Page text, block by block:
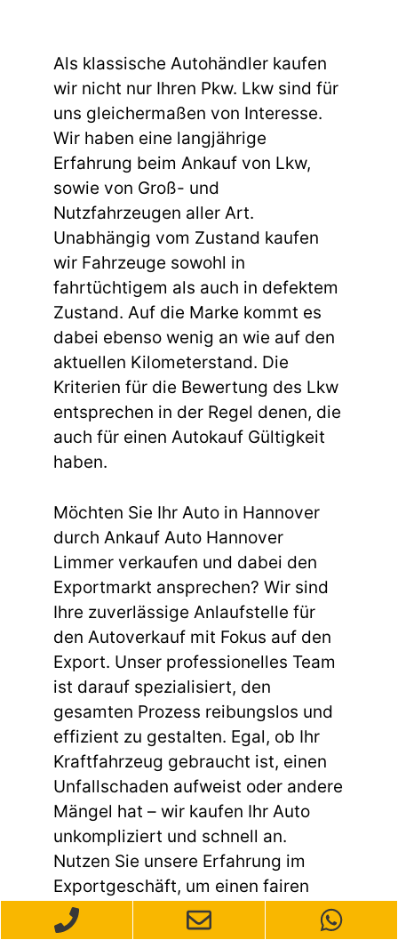
Als klassische Autohändler kaufen
wir nicht nur Ihren Pkw. Lkw sind für
uns gleichermaßen von Interesse.
Wir haben eine langjährige
Erfahrung beim Ankauf von Lkw,
sowie von Groß- und
Nutzfahrzeugen aller Art.
Unabhängig vom Zustand kaufen
wir Fahrzeuge sowohl in
fahrtüchtigem als auch in defektem
Zustand. Auf die Marke kommt es
dabei ebenso wenig an wie auf den
aktuellen Kilometerstand. Die
Kriterien für die Bewertung des Lkw
entsprechen in der Regel denen, die
auch für einen Autokauf Gültigkeit
haben.
Möchten Sie Ihr Auto in Hannover
durch Ankauf Auto Hannover
Limmer verkaufen und dabei den
Exportmarkt ansprechen? Wir sind
Ihre zuverlässige Anlaufstelle für
den Autoverkauf mit Fokus auf den
Export. Unser professionelles Team
ist darauf spezialisiert, den
gesamten Prozess reibungslos und
effizient zu gestalten. Egal, ob Ihr
Kraftfahrzeug gebraucht ist, einen
Unfallschaden aufweist oder andere
Mängel hat – wir kaufen Ihr Auto
unkompliziert und schnell an.
Nutzen Sie unsere Erfahrung im
Exportgeschäft, um einen fairen
Preis für Ihr Fahrzeug zu erhalten.
Kontaktieren Sie uns einfach, und